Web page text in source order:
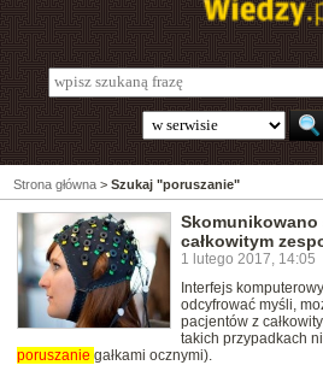
Strona główna > Szukaj "poruszanie"
Skomunikowano
całkowitym
1 lutego 2017, 14:05
Interfejs
odcyfrować myśli,
pacjentów z
takich przypadkach
poruszanie gałkami ocznymi).